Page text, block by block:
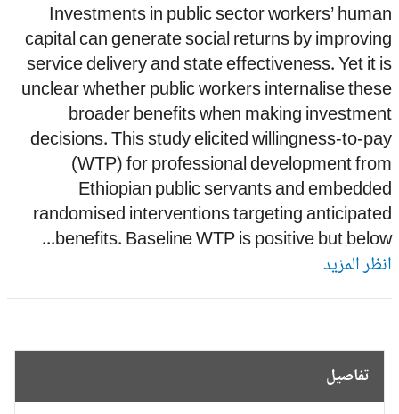
Investments in public sector workers’
capital can generate social returns by
service delivery and state effectiveness. Yet it
unclear whether public workers internalise
broader benefits when making
decisions. This study elicited willingness-to-
(WTP) for professional development
Ethiopian public servants and
randomised interventions targeting
benefits. Baseline WTP is positive but
المزيد
تفاصيل